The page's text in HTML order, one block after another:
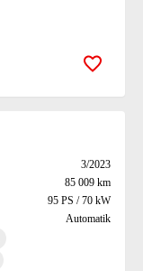
Zur
3/2023
85 009 km
95 PS / 70 kW
Automatik